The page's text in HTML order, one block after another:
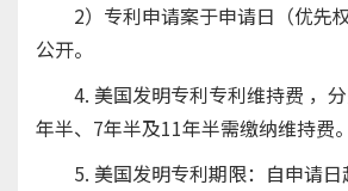
2）专利申请案于申请日（优先
公开。
4. 美国发明专利专利维持费 ，分
年半、7年半及11年半需缴纳维持费。
5. 美国发明专利期限：自申请日